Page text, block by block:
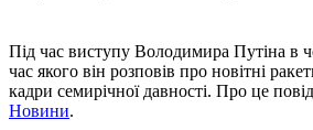
Під час виступу Володимира Путіна в
час якого він розповів про новітні
кадри семирічної давності. Про це
Новини.